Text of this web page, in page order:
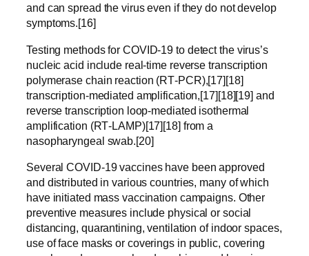
and can spread the virus even if they do not develop
symptoms.[16]
Testing methods for COVID-19 to detect the virus’s
nucleic acid include real-time reverse transcription
polymerase chain reaction (RT‑PCR),[17][18]
transcription-mediated amplification,[17][18][19] and
reverse transcription loop-mediated isothermal
amplification (RT‑LAMP)[17][18] from a
nasopharyngeal swab.[20]
Several COVID-19 vaccines have been approved
and distributed in various countries, many of which
have initiated mass vaccination campaigns. Other
preventive measures include physical or social
distancing, quarantining, ventilation of indoor spaces,
use of face masks or coverings in public, covering